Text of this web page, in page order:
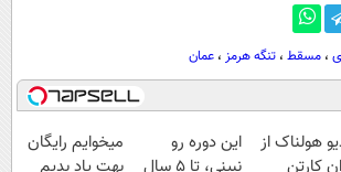
، مسقط ، تنگه هرمز ، عمان
هولناک از
این دوره رو
میخوایم رایگان